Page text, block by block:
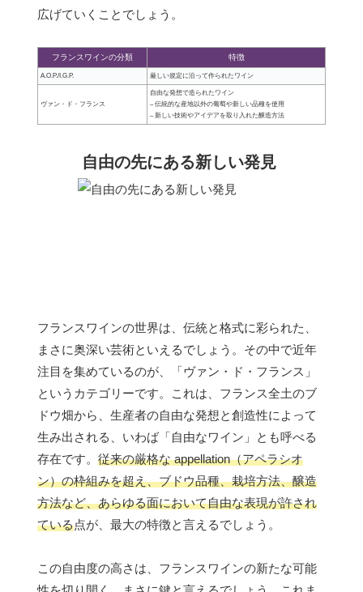
広げていくことでしょう。
フランスワインの分類 特徴
A.O.P./I.G.P. 厳しい規定に沿って作られたワイン
ヴァン・ド・フランス
自由な発想で造られたワイン
– 伝統的な産地以外の葡萄や新しい品種を使用
– 新しい技術やアイデアを取り入れた醸造方法
自由の先にある新しい発見
フランスワインの世界は、伝統と格式に彩られた、
まさに奥深い芸術といえるでしょう。その中で近年
注目を集めているのが、「ヴァン・ド・フランス」
というカテゴリーです。これは、フランス全土のブ
ドウ畑から、生産者の自由な発想と創造性によって
生み出される、いわば「自由なワイン」とも呼べる
存在です。 従来の厳格な appellation（アペラシオ
ン）の枠組みを超え、ブドウ品種、栽培方法、醸造
方法など、あらゆる面において自由な表現が許され
ている点が、最大の特徴と言えるでしょう。
この自由度の高さは、フランスワインの新たな可能